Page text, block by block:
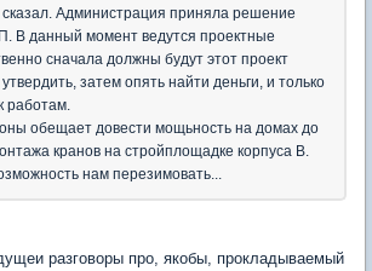
Администрация приняла решение
В данный момент ведутся проектные
сначала должны будут этот проект
затем опять найти деньги, и только
работам.
обещает довести мощьность на домах до
кранов на стройплощадке корпуса В.
нам перезимовать...
разговоры про, якобы, прокладываемый